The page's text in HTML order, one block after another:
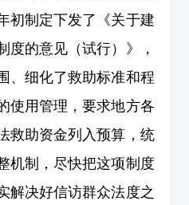
初制定下发了《关于建
度的意见（试行）》，
、细化了救助标准和程
使用管理，要求地方各
救助资金列入预算，统
机制，尽快把这项制度
解决好信访群众法度之